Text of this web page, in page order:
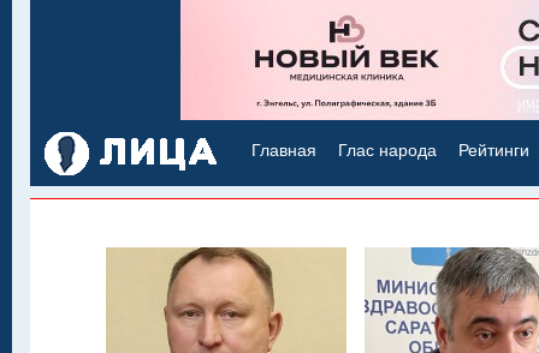
Главная Глас народа Рейтинги